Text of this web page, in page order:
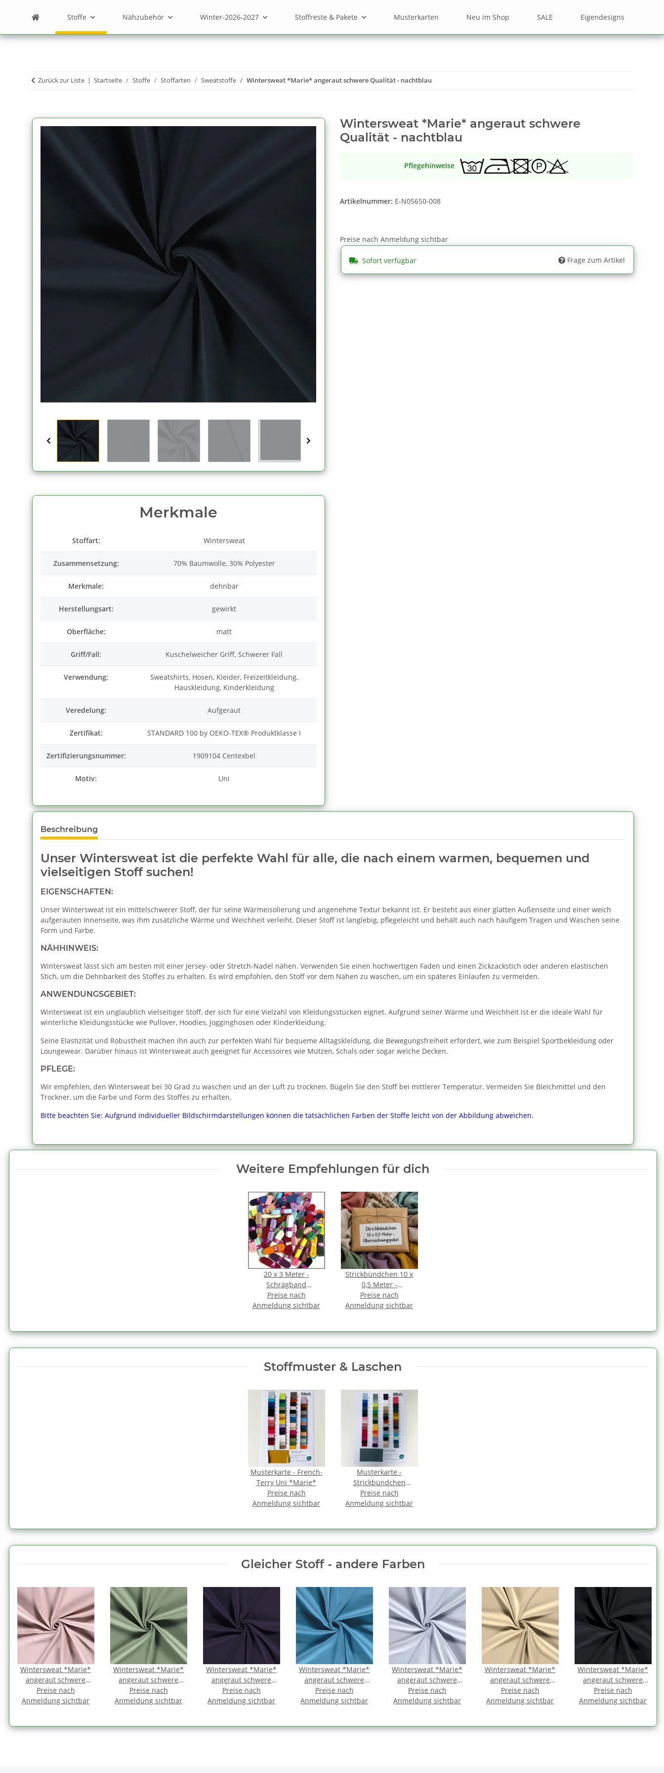
Stoffe Nähzubehör Winter-2026-2027 Stoffreste & Pakete Musterkarten Neu im Shop SALE Eigendesigns
Zurück zur Liste Startseite Stoffe Stoffarten Sweatstoffe Wintersweat *Marie* angeraut schwere Qualität - nachtblau
Merkmale
Stoffart: Wintersweat
Zusammensetzung: 70% Baumwolle, 30% Polyester
Merkmale: dehnbar
Herstellungsart: gewirkt
Oberfläche: matt
Griff/Fall: Kuschelweicher Griff, Schwerer Fall
Verwendung:
Sweatshirts, Hosen, Kleider, Freizeitkleidung,
Hauskleidung, Kinderkleidung
Veredelung: Aufgeraut
Zertifikat: STANDARD 100 by OEKO-TEX® Produktklasse I
Zertifizierungsnummer: 1909104 Centexbel
Motiv: Uni
Wintersweat *Marie* angeraut schwere
Qualität - nachtblau
Pflegehinweise
Artikelnummer: E-N05650-008
Preise nach Anmeldung sichtbar
Sofort verfügbar Frage zum Artikel
Beschreibung
Unser Wintersweat ist die perfekte Wahl für alle, die nach einem warmen, bequemen und
vielseitigen Stoff suchen!
EIGENSCHAFTEN:
Unser Wintersweat ist ein mittelschwerer Stoff, der für seine Wärmeisolierung und angenehme Textur bekannt ist. Er besteht aus einer glatten Außenseite und einer weich
aufgerauten Innenseite, was ihm zusätzliche Wärme und Weichheit verleiht. Dieser Stoff ist langlebig, pflegeleicht und behält auch nach häufigem Tragen und Waschen seine
Form und Farbe.
NÄHHINWEIS:
Wintersweat lässt sich am besten mit einer Jersey- oder Stretch-Nadel nähen. Verwenden Sie einen hochwertigen Faden und einen Zickzackstich oder anderen elastischen
Stich, um die Dehnbarkeit des Stoffes zu erhalten. Es wird empfohlen, den Stoff vor dem Nähen zu waschen, um ein späteres Einlaufen zu vermeiden.
ANWENDUNGSGEBIET:
Wintersweat ist ein unglaublich vielseitiger Stoff, der sich für eine Vielzahl von Kleidungsstücken eignet. Aufgrund seiner Wärme und Weichheit ist er die ideale Wahl für
winterliche Kleidungsstücke wie Pullover, Hoodies, Jogginghosen oder Kinderkleidung.
Seine Elastizität und Robustheit machen ihn auch zur perfekten Wahl für bequeme Alltagskleidung, die Bewegungsfreiheit erfordert, wie zum Beispiel Sportbekleidung oder
Loungewear. Darüber hinaus ist Wintersweat auch geeignet für Accessoires wie Mützen, Schals oder sogar weiche Decken.
PFLEGE:
Wir empfehlen, den Wintersweat bei 30 Grad zu waschen und an der Luft zu trocknen. Bügeln Sie den Stoff bei mittlerer Temperatur. Vermeiden Sie Bleichmittel und den
Trockner, um die Farbe und Form des Stoffes zu erhalten.
Bitte beachten Sie: Aufgrund individueller Bildschirmdarstellungen können die tatsächlichen Farben der Stoffe leicht von der Abbildung abweichen.
Weitere Empfehlungen für dich
20 x 3 Meter -
Schrägband
Baumwolle 1,2 cm
FARBMIX gefalzt
Preise nach
Anmeldung sichtbar
Strickbündchen 10 x
0,5 Meter -
Überraschnungspaket
Preise nach
Anmeldung sichtbar
Stoffmuster & Laschen
Musterkarte - French-
Terry Uni *Marie*
Preise nach
Anmeldung sichtbar
Musterkarte -
Strickbündchen
*Marie*
Preise nach
Anmeldung sichtbar
Gleicher Stoff - andere Farben
Wintersweat *Marie*
angeraut schwere
Qualität - altrosa
Preise nach
Anmeldung sichtbar
Wintersweat *Marie*
angeraut schwere
Qualität - antikmint
Preise nach
Anmeldung sichtbar
Wintersweat *Marie*
angeraut schwere
Qualität - aubergine
Preise nach
Anmeldung sichtbar
Wintersweat *Marie*
angeraut schwere
Qualität - azurblau
Preise nach
Anmeldung sichtbar
Wintersweat *Marie*
angeraut schwere
Qualität - babyblau
Preise nach
Anmeldung sichtbar
Wintersweat *Marie*
angeraut schwere
Qualität - beige
Preise nach
Anmeldung sichtbar
Wintersweat *Marie*
angeraut schwere
Qualität - blau-
schwarz
Preise nach
Anmeldung sichtbar